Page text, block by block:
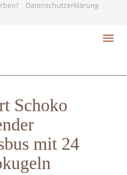
Datenschutzerklärung
Schoko
mit 24